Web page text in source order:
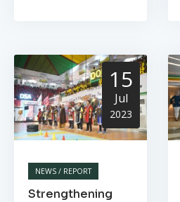
15
Jul
2023
NEWS / REPORT
Strengthening